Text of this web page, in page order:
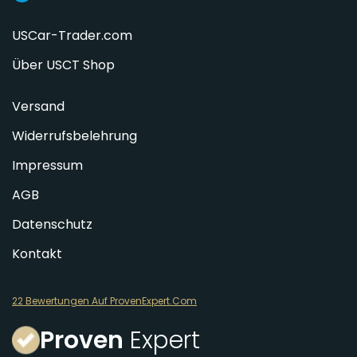
USCar-Trader.com
Über USCT Shop
Versand
Widerrufsbelehrung
Impressum
AGB
Datenschutz
Kontakt
22 Bewertungen Auf ProvenExpert.Com
Proven Expert